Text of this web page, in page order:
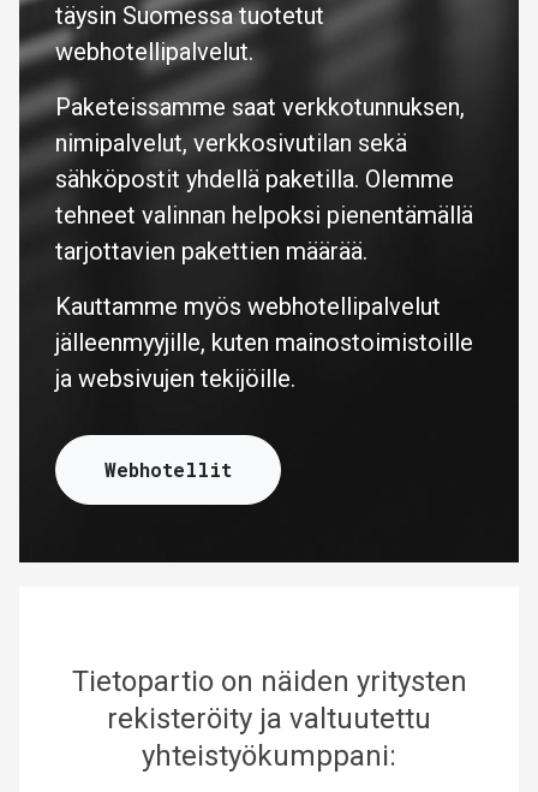
täysin Suomessa tuotetut
webhotellipalvelut.
Paketeissamme saat verkkotunnuksen,
nimipalvelut, verkkosivutilan sekä
sähköpostit yhdellä paketilla. Olemme
tehneet valinnan helpoksi pienentämällä
tarjottavien pakettien määrää.
Kauttamme myös webhotellipalvelut
jälleenmyyjille, kuten mainostoimistoille
ja websivujen tekijöille.
Webhotellit
Tietopartio on näiden yritysten
rekisteröity ja valtuutettu
yhteistyökumppani: